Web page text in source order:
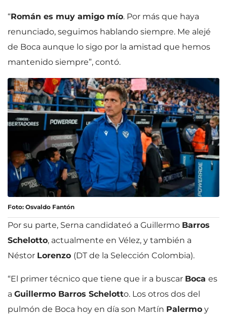
“Román es muy amigo mío. Por más que haya
renunciado, seguimos hablando siempre. Me alejé
de Boca aunque lo sigo por la amistad que hemos
mantenido siempre”, contó.
Foto: Osvaldo Fantón
Por su parte, Serna candidateó a Guillermo Barros
Schelotto, actualmente en Vélez, y también a
Néstor Lorenzo (DT de la Selección Colombia).
“El primer técnico que tiene que ir a buscar Boca es
a Guillermo Barros Schelotto. Los otros dos del
pulmón de Boca hoy en día son Martín Palermo y